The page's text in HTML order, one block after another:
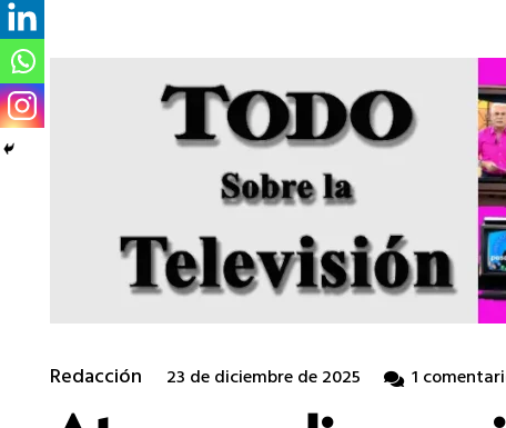
Redacción 23 de diciembre de 2025 1